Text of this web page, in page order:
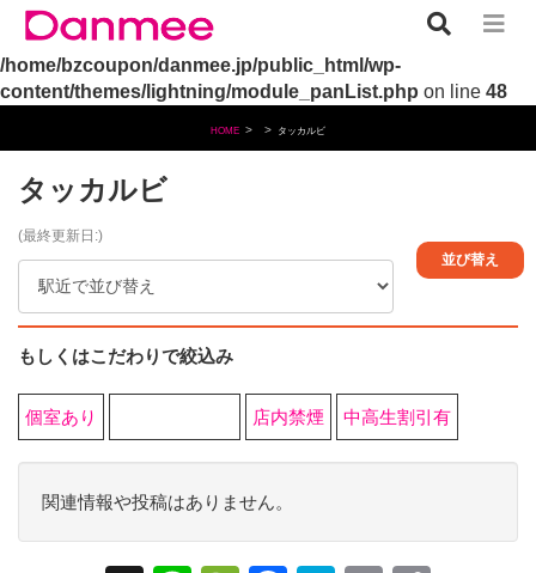
Warning: Undefined array key "name" in
/home/bzcoupon/danmee.jp/public_html/wp-
content/themes/lightning/module_panList.php on line 48
HOME タッカルビ
タッカルビ
(最終更新日:)
もしくはこだわりで絞込み
個室あり 店内禁煙 中高生割引有
関連情報や投稿はありません。